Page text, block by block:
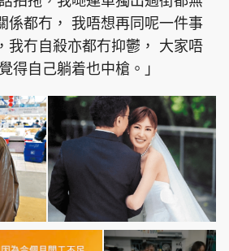
Oh!爸媽 JobMarket
EDUPLUS
使用條款
版權及免責聲明
係都冇， 我唔想再同呢一件事
我冇自殺亦都冇抑鬱， 大家唔
得自己躺着也中槍。」